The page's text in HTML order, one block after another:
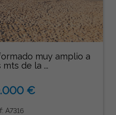
muy amplio a
mts de la ...
€
A7316